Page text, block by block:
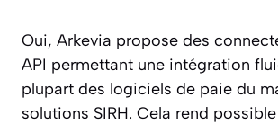
Oui, Arkevia propose des
API permettant une intégration
plupart des logiciels de paie du
solutions SIRH. Cela rend possible